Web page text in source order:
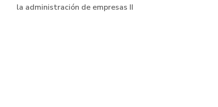
la administración de empresas II